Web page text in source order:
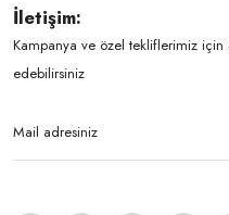
İletişim:
Kampanya ve özel tekliflerimiz için
edebilirsiniz